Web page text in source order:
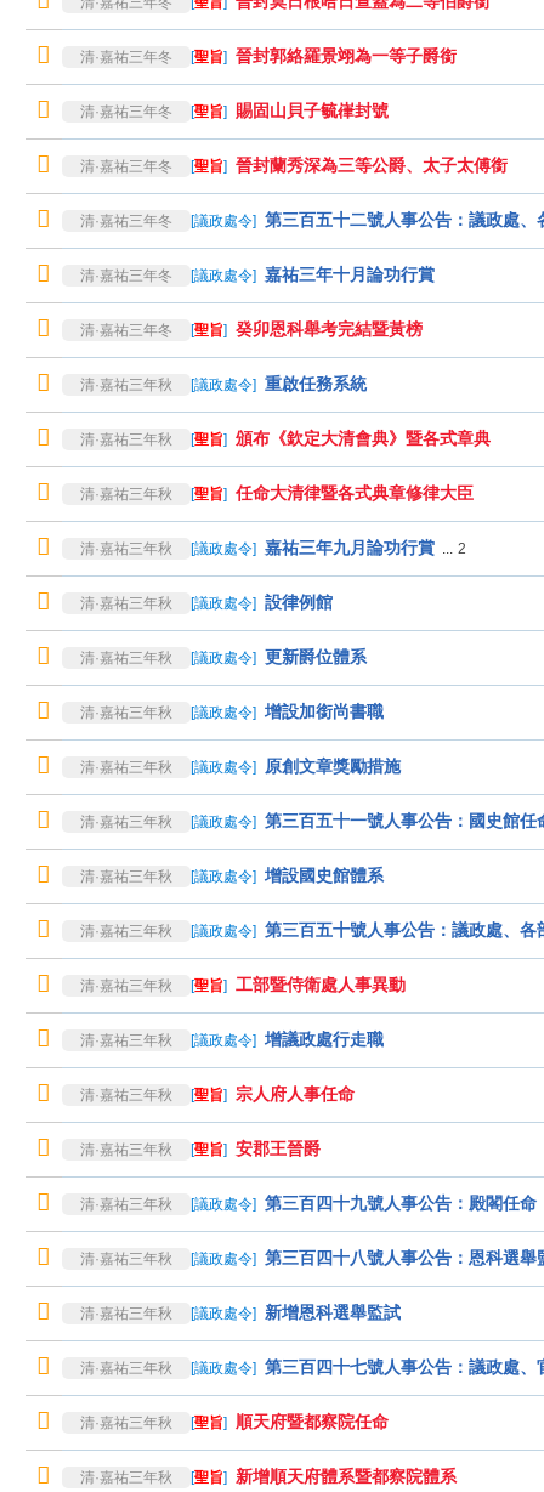
清·嘉祐三年冬 [聖旨] 晉封郭絡羅景翊為一等子爵銜
清·嘉祐三年冬 [聖旨] 賜固山貝子毓嵂封號
清·嘉祐三年冬 [聖旨] 晉封蘭秀深為三等公爵、太子太傅銜
清·嘉祐三年冬 [議政處令] 第三百五十二號人事公告：議政處、
清·嘉祐三年冬 [議政處令] 嘉祐三年十月論功行賞
清·嘉祐三年冬 [聖旨] 癸卯恩科舉考完結暨黃榜
清·嘉祐三年秋 [議政處令] 重啟任務系統
清·嘉祐三年秋 [聖旨] 頒布《欽定大清會典》暨各式章典
清·嘉祐三年秋 [聖旨] 任命大清律暨各式典章修律大臣
清·嘉祐三年秋 [議政處令] 嘉祐三年九月論功行賞 ... 2
清·嘉祐三年秋 [議政處令] 設律例館
清·嘉祐三年秋 [議政處令] 更新爵位體系
清·嘉祐三年秋 [議政處令] 增設加銜尚書職
清·嘉祐三年秋 [議政處令] 原創文章獎勵措施
清·嘉祐三年秋 [議政處令] 第三百五十一號人事公告：國史館任
清·嘉祐三年秋 [議政處令] 增設國史館體系
清·嘉祐三年秋 [議政處令] 第三百五十號人事公告：議政處、各
清·嘉祐三年秋 [聖旨] 工部暨侍衛處人事異動
清·嘉祐三年秋 [議政處令] 增議政處行走職
清·嘉祐三年秋 [聖旨] 宗人府人事任命
清·嘉祐三年秋 [聖旨] 安郡王晉爵
清·嘉祐三年秋 [議政處令] 第三百四十九號人事公告：殿閣任命
清·嘉祐三年秋 [議政處令] 第三百四十八號人事公告：恩科選舉
清·嘉祐三年秋 [議政處令] 新增恩科選舉監試
清·嘉祐三年秋 [議政處令] 第三百四十七號人事公告：議政處
清·嘉祐三年秋 [聖旨] 順天府暨都察院任命
清·嘉祐三年秋 [聖旨] 新增順天府體系暨都察院體系